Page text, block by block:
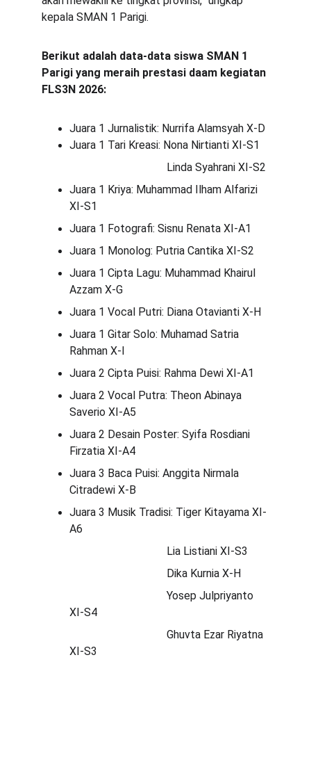
kepala SMAN 1 Parigi.
Berikut adalah data-data siswa SMAN 1
Parigi yang meraih prestasi daam kegiatan
FLS3N 2026:
Juara 1 Jurnalistik: Nurrifa Alamsyah X-D
Juara 1 Tari Kreasi: Nona Nirtianti XI-S1
                                   Linda Syahrani XI-S2
Juara 1 Kriya: Muhammad Ilham Alfarizi
XI-S1
Juara 1 Fotografi: Sisnu Renata XI-A1
Juara 1 Monolog: Putria Cantika XI-S2
Juara 1 Cipta Lagu: Muhammad Khairul
Azzam X-G
Juara 1 Vocal Putri: Diana Otavianti X-H
Juara 1 Gitar Solo: Muhamad Satria
Rahman X-I
Juara 2 Cipta Puisi: Rahma Dewi XI-A1
Juara 2 Vocal Putra: Theon Abinaya
Saverio XI-A5
Juara 2 Desain Poster: Syifa Rosdiani
Firzatia XI-A4
Juara 3 Baca Puisi: Anggita Nirmala
Citradewi X-B
Juara 3 Musik Tradisi: Tiger Kitayama XI-
A6
                                   Lia Listiani XI-S3
                                   Dika Kurnia X-H
XI-S4
XI-S3